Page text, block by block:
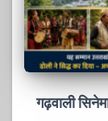
गढ़वाली